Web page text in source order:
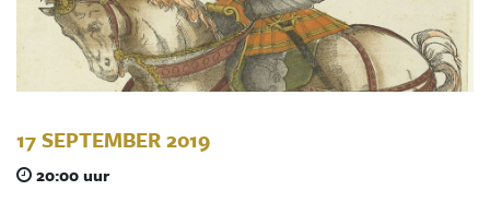
17 SEPTEMBER 2019
20:00 uur